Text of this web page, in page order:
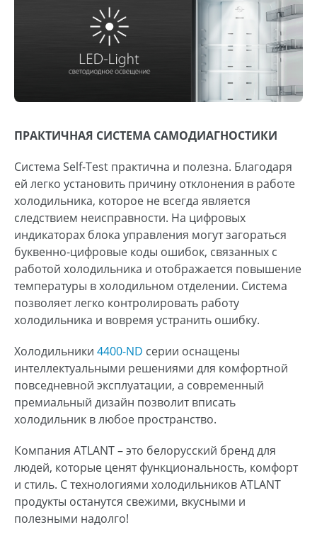
ПРАКТИЧНАЯ СИСТЕМА САМОДИАГНОСТИКИ
Система Self-Test практична и полезна. Благодаря
ей легко установить причину отклонения в работе
холодильника, которое не всегда является
следствием неисправности. На цифровых
индикаторах блока управления могут загораться
буквенно-цифровые коды ошибок, связанных с
работой холодильника и отображается повышение
температуры в холодильном отделении. Система
позволяет легко контролировать работу
холодильника и вовремя устранить ошибку.
Холодильники 4400-ND серии оснащены
интеллектуальными решениями для комфортной
повседневной эксплуатации, а современный
премиальный дизайн позволит вписать
холодильник в любое пространство.
Компания ATLANT – это белорусский бренд для
людей, которые ценят функциональность, комфорт
и стиль. С технологиями холодильников ATLANT
продукты останутся свежими, вкусными и
полезными надолго!